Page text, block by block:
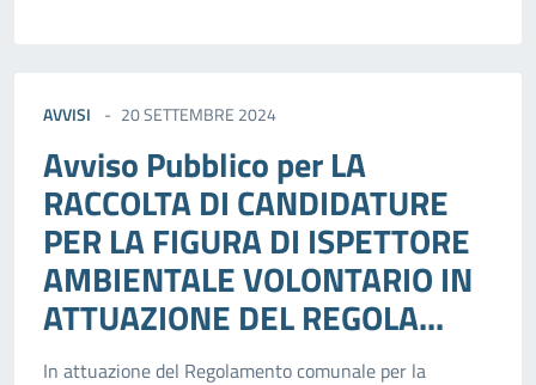
AVVISI 20 SETTEMBRE 2024
Avviso Pubblico per LA
RACCOLTA DI CANDIDATURE
PER LA FIGURA DI ISPETTORE
AMBIENTALE VOLONTARIO IN
ATTUAZIONE DEL REGOLA...
In attuazione del Regolamento comunale per la